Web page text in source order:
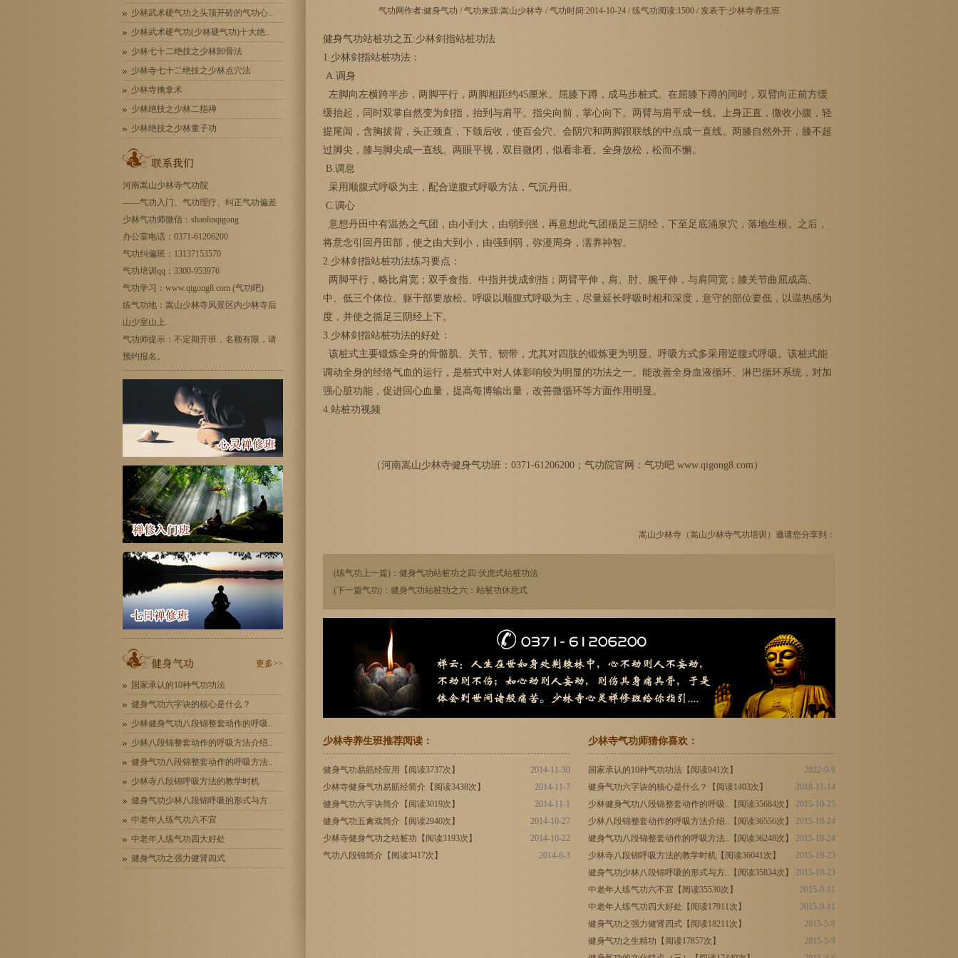
少林武术硬气功之头顶开砖的气功心..
少林武术硬气功(少林硬气功)十大绝..
少林七十二绝技之少林卸骨法
少林寺七十二绝技之少林点穴法
少林寺擒拿术
少林绝技之少林二指禅
少林绝技之少林童子功
河南嵩山少林寺气功院
——气功入门 、气功理疗、纠正气功偏差
少林气功师微信：shaolinqigong
办公室电话：0371-61206200
气功纠偏班：13137153570
气功培训qq：3300-953976
气功学习：www.qigong8.com (气功吧)
练气功地：嵩山少林寺风景区内少林寺后
山少室山上.
气功师提示：不定期开班，名额有限，请
预约报名。
更多>>
国家承认的10种气功功法
健身气功六字诀的核心是什么？
少林健身气功八段锦整套动作的呼吸..
少林八段锦整套动作的呼吸方法介绍..
健身气功八段锦整套动作的呼吸方法..
少林寺八段锦呼吸方法的教学时机
健身气功少林八段锦呼吸的形式与方..
中老年人练气功六不宜
中老年人练气功四大好处
健身气功之强力健肾四式
气功网作者:健身气功 / 气功来源:嵩山少林寺 / 气功时间:2014-10-24 / 练气功阅读:1500 / 发表于:少林寺养生班
健身气功站桩功之五:少林剑指站桩功法
1.少林剑指站桩功法：
A.调身
左脚向左横跨半步，两脚平行，两脚相距约45厘米。屈膝下蹲，成马步桩式。在屈膝下蹲的同时，双臂向正前方缓
缓抬起，同时双掌自然变为剑指，抬到与肩平。指尖向前，掌心向下。两臂与肩平成一线。上身正直，微收小腹，轻
提尾闾，含胸拔背，头正颈直，下颌后收，使百会穴、会阴穴和两脚跟联线的中点成一直线。两膝自然外开，膝不超
过脚尖，膝与脚尖成一直线。两眼平视，双目微闭，似看非看。全身放松，松而不懈。
B.调息
采用顺腹式呼吸为主，配合逆腹式呼吸方法，气沉丹田。
C.调心
意想丹田中有温热之气团，由小到大，由弱到强，再意想此气团循足三阴经，下至足底涌泉穴，落地生根。之后，
将意念引回丹田部，使之由大到小，由强到弱，弥漫周身，濡养神智。
2.少林剑指站桩功法练习要点：
两脚平行，略比肩宽；双手食指、中指并拢成剑指；两臂平伸，肩、肘、腕平伸，与肩同宽；膝关节曲屈成高、
中、低三个体位。躯干部要放松。呼吸以顺腹式呼吸为主，尽量延长呼吸时相和深度，意守的部位要低，以温热感为
度，并使之循足三阴经上下。
3.少林剑指站桩功法的好处：
该桩式主要锻炼全身的骨骼肌、关节、韧带，尤其对四肢的锻炼更为明显。呼吸方式多采用逆腹式呼吸。该桩式能
调动全身的经络气血的运行，是桩式中对人体影响较为明显的功法之一。能改善全身血液循环、淋巴循环系统，对加
强心脏功能，促进回心血量，提高每博输出量，改善微循环等方面作用明显。
4.站桩功视频
（河南嵩山少林寺健身气功班：0371-61206200；气功院官网：气功吧 www.qigong8.com）
嵩山少林寺（嵩山少林寺气功培训）邀请您分享到：
(练气功上一篇)： 健身气功站桩功之四:伏虎式站桩功法
(下一篇气功)： 健身气功站桩功之六：站桩功休息式
少林寺养生班推荐阅读：
2014-11-30
健身气功易筋经应用【阅读3737次】
2014-11-7
少林寺健身气功易筋经简介【阅读3438次】
2014-11-1
健身气功六字诀简介【阅读3019次】
2014-10-27
健身气功五禽戏简介【阅读2940次】
2014-10-22
少林寺健身气功之站桩功【阅读3193次】
2014-6-3
气功八段锦简介【阅读3417次】
少林寺气功师猜你喜欢：
2022-9-9
国家承认的10种气功功法【阅读941次】
2018-11-14
健身气功六字诀的核心是什么？【阅读1403次】
2015-10-25
少林健身气功八段锦整套动作的呼吸..【阅读35684次】
2015-10-24
少林八段锦整套动作的呼吸方法介绍..【阅读36556次】
2015-10-24
健身气功八段锦整套动作的呼吸方法..【阅读36248次】
2015-10-23
少林寺八段锦呼吸方法的教学时机【阅读36041次】
2015-10-23
健身气功少林八段锦呼吸的形式与方..【阅读35834次】
2015-9-11
中老年人练气功六不宜【阅读35530次】
2015-9-11
中老年人练气功四大好处【阅读17911次】
2015-5-9
健身气功之强力健肾四式【阅读18211次】
2015-5-9
健身气功之生精功【阅读17857次】